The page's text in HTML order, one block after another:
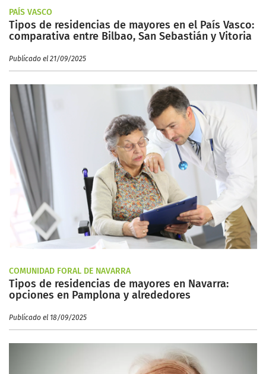
PAÍS VASCO
Tipos de residencias de mayores en el País Vasco:
comparativa entre Bilbao, San Sebastián y Vitoria
Publicado el 21/09/2025
COMUNIDAD FORAL DE NAVARRA
Tipos de residencias de mayores en Navarra:
opciones en Pamplona y alrededores
Publicado el 18/09/2025